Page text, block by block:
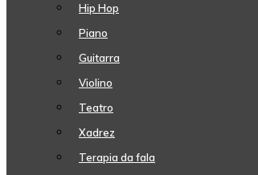
Hip Hop
Piano
Guitarra
Violino
Teatro
Xadrez
Terapia da fala